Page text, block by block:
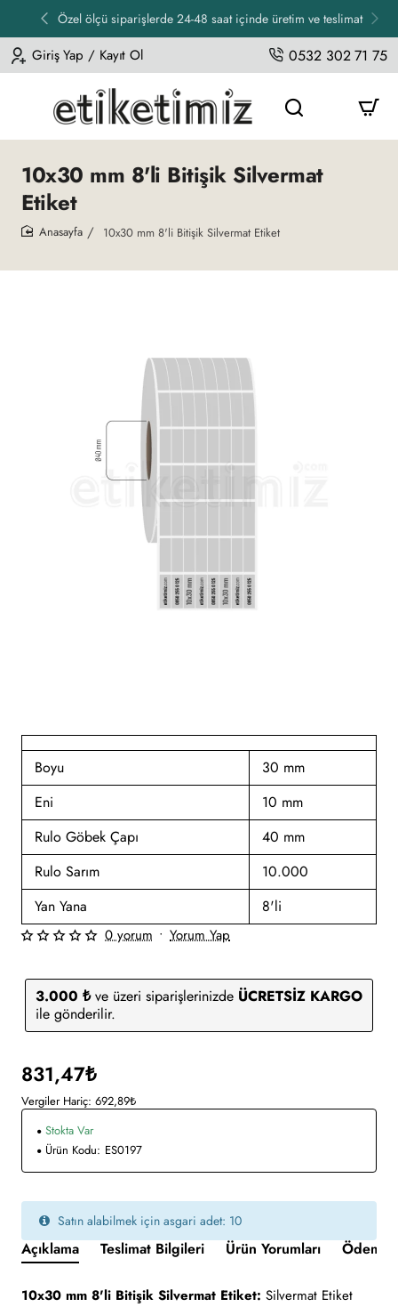
Özel ölçü siparişlerde 24-48 saat içinde üretim ve teslimat
Giriş Yap / Kayıt Ol 0532 302 71 75
10x30 mm 8'li Bitişik Silvermat
Etiket
10x30 mm 8'li Bitişik Silvermat Etiket
Boyu
30 mm
Eni
10 mm
Rulo Göbek Çapı
40 mm
Rulo Sarım
10.000
Yan Yana
8'li
3.000 ₺ve üzeri siparişlerinizde ÜCRETSİZ KARGO
ile gönderilir.
0 yorum • Yorum Yap
831,47₺
Vergiler Hariç: 692,89₺
Stokta Var
Ürün Kodu: ES0197
Satın alabilmek için asgari adet: 10
Açıklama Teslimat Bilgileri Ürün Yorumları Ödeme
10x30 mm 8'li Bitişik Silvermat Etiket: Silvermat Etiket